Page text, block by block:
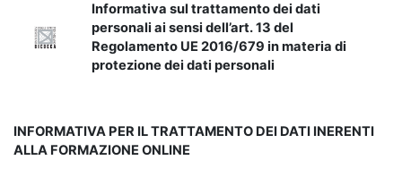
Informativa sul trattamento dei dati
personali ai sensi dell’art. 13 del
Regolamento UE 2016/679 in materia di
protezione dei dati personali
INFORMATIVA PER IL TRATTAMENTO DEI DATI INERENTI
ALLA FORMAZIONE ONLINE